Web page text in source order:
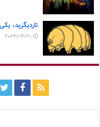
تاردیگرید،
2022/04/20